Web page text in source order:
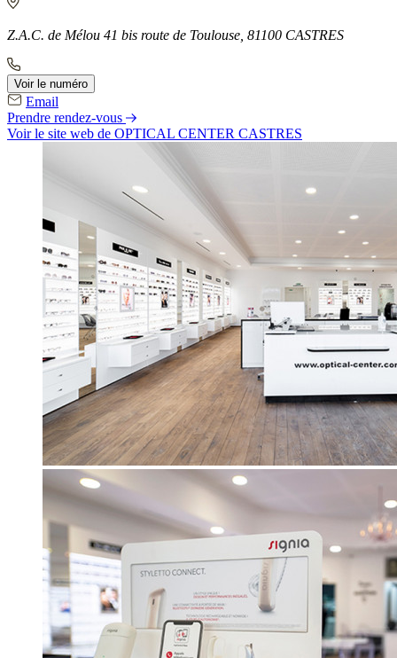
Z.A.C. de Mélou 41 bis route de Toulouse, 81100 CASTRES
Voir le numéro
Email
Prendre rendez-vous
Voir le site web de OPTICAL CENTER CASTRES